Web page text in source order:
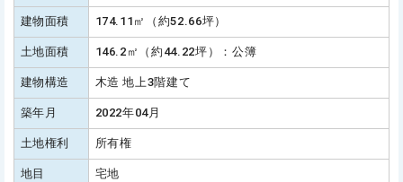
建物面積 174.11㎡（約52.66坪）
土地面積 146.2㎡（約44.22坪）：公簿
建物構造 木造 地上3階建て
築年月 2022年04月
土地権利 所有権
地目 宅地